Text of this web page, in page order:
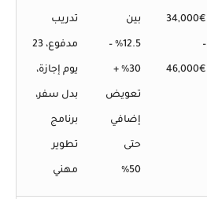
34,000€
–
46,000€
بين
12.5% –
30%
+
تعويض
إضافي
حتى
50%
تدريب
مدفوع، 23
يوم إجازة،
بدل سفر،
برنامج
تطوير
مهني